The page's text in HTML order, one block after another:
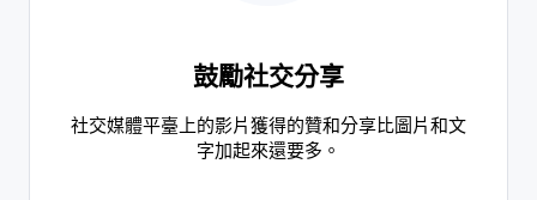
鼓勵社交分享
社交媒體平臺上的影片獲得的贊和分享比圖片和文
字加起來還要多。